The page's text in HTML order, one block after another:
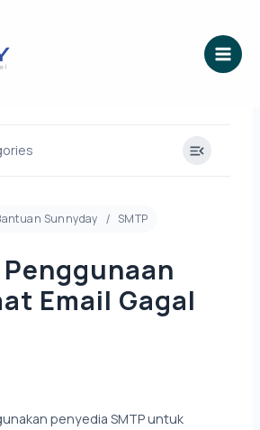
Sunnyday SMTP
Email Gagal
penyedia SMTP untuk